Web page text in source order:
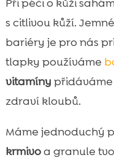
Při péči o kůži
s citlivou kůží.
bariéry je pro nás
tlapky používáme
vitamíny
zdraví kloubů.
Máme jednoduchý
krmivoa granule